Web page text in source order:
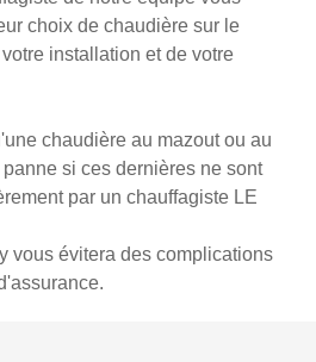
choix de chaudière sur le
installation et de votre
chaudière au mazout ou au
si ces dernières ne sont
par un chauffagiste LE
vous évitera des complications